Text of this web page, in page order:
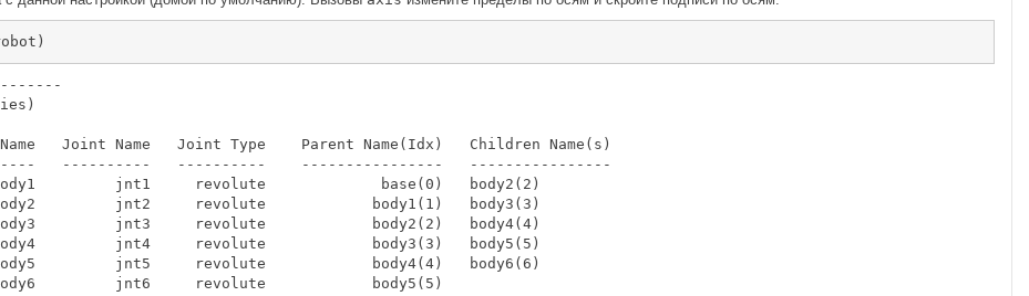
Joint Name   Joint Type    Parent Name(Idx)   Children Name(s)
----------   ----------    ----------------   ----------------
jnt1     revolute             base(0)   body2(2)
jnt2     revolute            body1(1)   body3(3)
jnt3     revolute            body2(2)   body4(4)
jnt4     revolute            body3(3)   body5(5)
jnt5     revolute            body4(4)   body6(6)
jnt6     revolute            body5(5)